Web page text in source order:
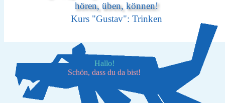
hören, üben, können!
Kurs "Gustav": Trinken
Hallo!
Schön, dass du da bist!